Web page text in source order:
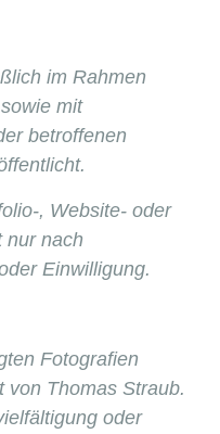
im Rahmen
mit
betroffenen
, Website- oder
nur nach
Einwilligung.
Fotografien
von Thomas Straub.
oder